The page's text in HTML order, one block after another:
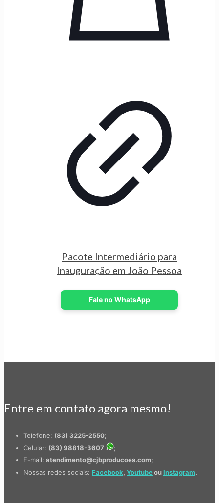
Pacote Intermediário para
Inauguração em João Pessoa
Fale no WhatsApp
Entre em contato agora mesmo!
Telefone: (83) 3225-2550;
Celular: (83) 98818-3607
;
E-mail: atendimento@cjbproducoes.com;
Nossas redes sociais: Facebook, Youtubeou Instagram.